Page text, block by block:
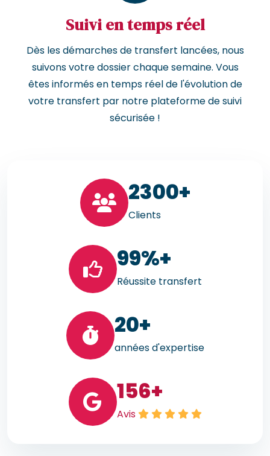
Suivi en temps réel
Dès les démarches de transfert lancées, nous
suivons votre dossier chaque semaine. Vous
êtes informés en temps réel de l'évolution de
votre transfert par notre plateforme de suivi
sécurisée !
2300+
Clients
99%+
Réussite transfert
20+
années d'expertise
156+
Avis